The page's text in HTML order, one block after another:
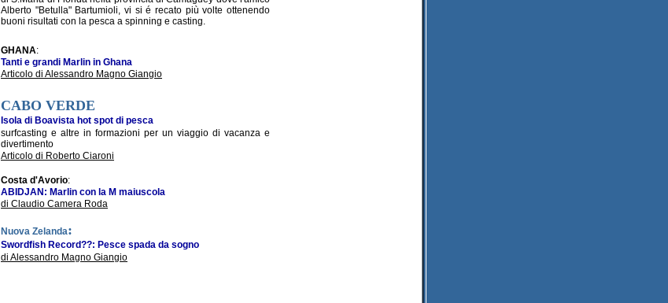
Alberto "Betulla" Bartumioli, vi si é recato più volte ottenendo
buoni risultati con la pesca a spinning e casting.
GHANA:
Tanti e grandi Marlin in Ghana
Articolo di Alessandro Magno Giangio
CABO VERDE
Isola di Boavista hot spot di pesca
surfcasting e altre in formazioni per un viaggio di vacanza e
divertimento
Articolo di Roberto Ciaroni
Costa d'Avorio:
ABIDJAN: Marlin con la M maiuscola
di Claudio Camera Roda
Nuova Zelanda:
Swordfish Record??: Pesce spada da sogno
di Alessandro Magno Giangio